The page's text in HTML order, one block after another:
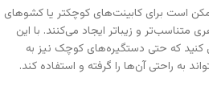
است برای کابینت‌های کوچکتر یا کشوهای
متناسب‌تر و زیباتر ایجاد می‌کنند. با این
که حتی دستگیره‌های کوچک نیز به
به راحتی آن‌ها را گرفته و استفاده کند.